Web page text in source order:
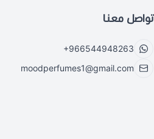
تواصل معنا
+966544948263
moodperfumes1@gmail.com